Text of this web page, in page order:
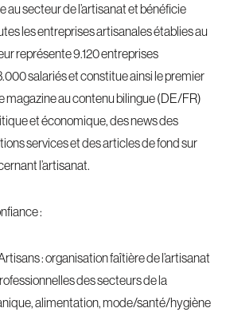
au secteur de l’artisanat et bénéficie
les entreprises artisanales établies au
représente 9.120 entreprises
salariés et constitue ainsi le premier
magazine au contenu bilingue (DE/FR)
et économique, des news des
services et des articles de fond sur
l’artisanat.
:
: organisation faîtière de l’artisanat
des secteurs de la
alimentation, mode/santé/hygiène